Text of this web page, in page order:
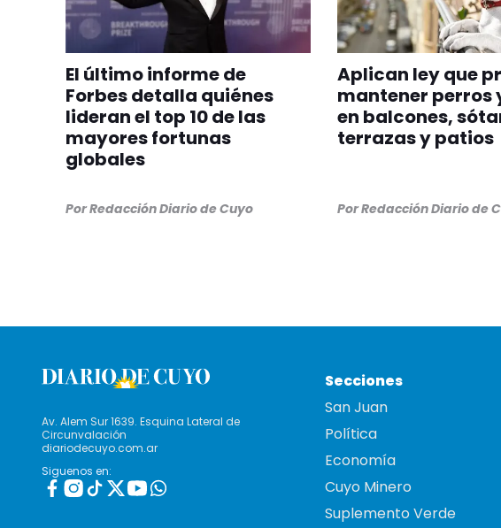
El último informe de
Forbes detalla quiénes
lideran el top 10 de las
mayores fortunas
globales
PorRedacción Diario de Cuyo
Aplican ley que
mantener perros
en balcones,
terrazas y patios
PorRedacción Diario de
Av. Alem Sur 1639. Esquina Lateral de
Circunvalación
diariodecuyo.com.ar
Siguenos en:
Secciones
San Juan
Política
Economía
Cuyo Minero
Suplemento Verde